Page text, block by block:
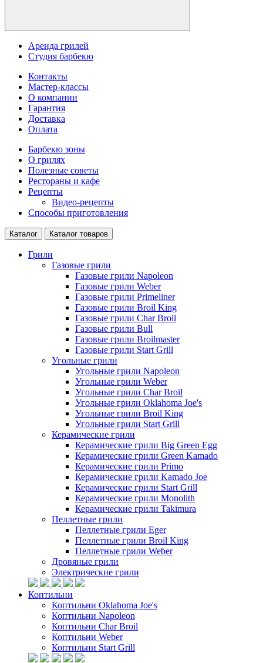
Аренда грилей
Студия барбекю
Контакты
Мастер-классы
О компании
Гарантия
Доставка
Оплата
Барбекю зоны
О грилях
Полезные советы
Рестораны и кафе
Рецепты
Видео-рецепты
Способы приготовления
Каталог Каталог товаров
Грили
Газовые грили
Газовые грили Napoleon
Газовые грили Weber
Газовые грили Primeliner
Газовые грили Broil King
Газовые грили Char Broil
Газовые грили Bull
Газовые грили Broilmaster
Газовые грили Start Grill
Угольные грили
Угольные грили Napoleon
Угольные грили Weber
Угольные грили Char Broil
Угольные грили Oklahoma Joe's
Угольные грили Broil King
Угольные грили Start Grill
Керамические грили
Керамические грили Big Green Egg
Керамические грили Green Kamado
Керамические грили Primo
Керамические грили Kamado Joe
Керамические грили Start Grill
Керамические грили Monolith
Керамические грили Takimura
Пеллетные грили
Пеллетные грили Eger
Пеллетные грили Broil King
Пеллетные грили Weber
Дровяные грили
Электрические грили
Коптильни
Коптильни Oklahoma Joe's
Коптильни Napoleon
Коптильни Char Broil
Коптильни Weber
Коптильни Start Grill